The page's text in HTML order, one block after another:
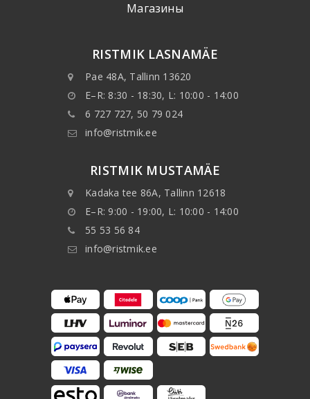
Mагазины
RISTMIK LASNAMÄE
Pae 48A, Tallinn 13620
E–R: 8:30 - 18:30, L: 10:00 - 14:00
6 727 727, 50 79 024
info@ristmik.ee
RISTMIK MUSTAMÄE
Kadaka tee 86A, Tallinn 12618
E–R: 9:00 - 19:00, L: 10:00 - 14:00
55 53 56 84
info@ristmik.ee